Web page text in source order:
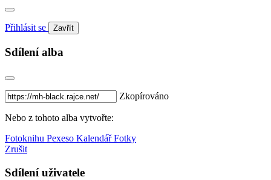
Přihlásit se Zavřít
Sdílení alba
Zkopírováno
Nebo z tohoto alba vytvořte:
Fotoknihu Pexeso KalendářFotky
Zrušit
Sdílení uživatele